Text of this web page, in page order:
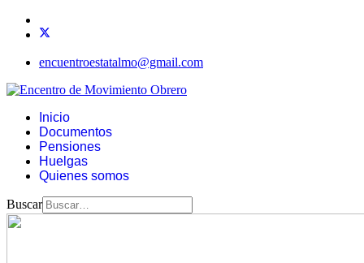
encuentroestatalmo@gmail.com
Inicio
Documentos
Pensiones
Huelgas
Quienes somos
Buscar